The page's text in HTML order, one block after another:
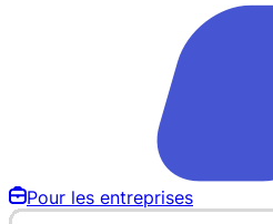
Pour les entreprises